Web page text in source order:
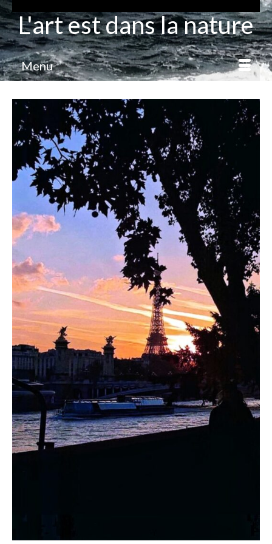
L'art est dans la nature
Menu